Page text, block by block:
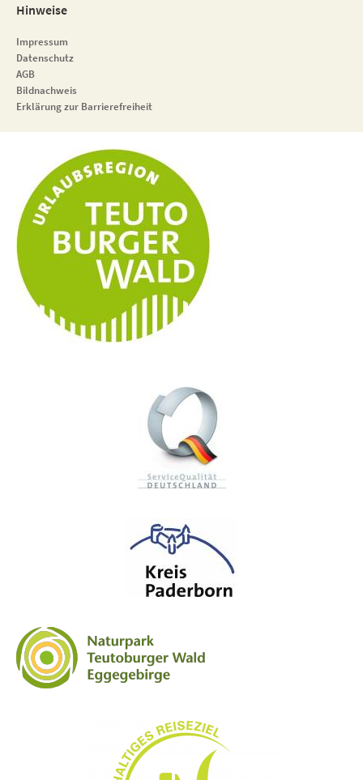
Hinweise
Impressum
Datenschutz
AGB
Bildnachweis
Erklärung zur Barrierefreiheit